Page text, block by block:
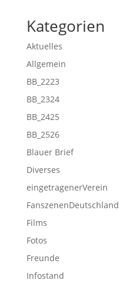
Kategorien
Aktuelles
Allgemein
BB_2223
BB_2324
BB_2425
BB_2526
Blauer Brief
Diverses
eingetragenerVerein
FanszenenDeutschland
Films
Fotos
Freunde
Infostand